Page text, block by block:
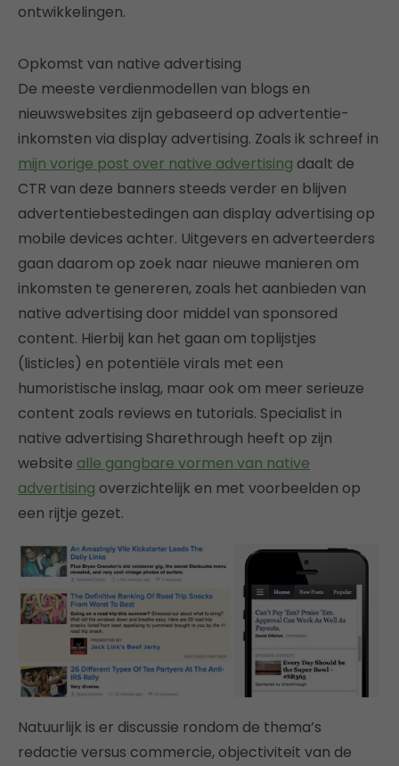
ontwikkelingen.
Opkomst van native advertising
De meeste verdienmodellen van blogs en
nieuwswebsites zijn gebaseerd op advertentie-
inkomsten via display advertising. Zoals ik schreef in
mijn vorige post over native advertising daalt de
CTR van deze banners steeds verder en blijven
advertentiebestedingen aan display advertising op
mobile devices achter. Uitgevers en adverteerders
gaan daarom op zoek naar nieuwe manieren om
inkomsten te genereren, zoals het aanbieden van
native advertising door middel van sponsored
content. Hierbij kan het gaan om toplijstjes
(listicles) en potentiële virals met een
humoristische inslag, maar ook om meer serieuze
content zoals reviews en tutorials. Specialist in
native advertising Sharethrough heeft op zijn
website alle gangbare vormen van native
advertising overzichtelijk en met voorbeelden op
een rijtje gezet.
Natuurlijk is er discussie rondom de thema’s
redactie versus commercie, objectiviteit van de